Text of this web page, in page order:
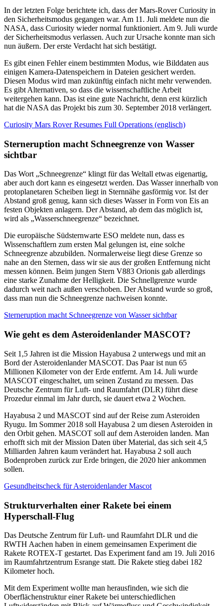
In der letzten Folge berichtete ich, dass der Mars-Rover Curiosity in
den Sicherheitsmodus gegangen war. Am 11. Juli meldete nun die
NASA, dass Curiosity wieder normal funktioniert. Am 9. Juli wurde
der Sicherheitsmodus verlassen. Auch zur Ursache konnte man sich
nun äußern. Der erste Verdacht hat sich bestätigt.
Es gibt einen Fehler einem bestimmten Modus, wie Bilddaten aus
einigen Kamera-Datenspeichern in Dateien gesichert werden.
Diesen Modus wird man zukünftig einfach nicht mehr verwenden.
Es gibt Alternativen, so dass die wissenschaftliche Arbeit
weitergehen kann. Das ist eine gute Nachricht, denn erst kürzlich
hat die NASA das Projekt bis zum 30. September 2018 verlängert.
Curiosity Mars Rover Resumes Full Operations (englisch)
Sterneruption macht Schneegrenze von Wasser
sichtbar
Das Wort „Schneegrenze“ klingt für das Weltall etwas eigenartig,
aber auch dort kann es eingesetzt werden. Das Wasser innerhalb von
protoplanetaren Scheiben liegt in Sternnähe gasförmig vor. Ist der
Abstand groß genug, kann sich dieses Wasser in Form von Eis an
festen Objekten anlagern. Der Abstand, ab dem das möglich ist,
wird als „Wasserschneegrenze“ bezeichnet.
Die europäische Südsternwarte ESO meldete nun, dass es
Wissenschaftlern zum ersten Mal gelungen ist, eine solche
Schneegrenze abzubilden. Normalerweise liegt diese Grenze so
nahe an den Sternen, dass wir sie aus der großen Entfernung nicht
messen können. Beim jungen Stern V883 Orionis gab allerdings
eine starke Zunahme der Helligkeit. Die Schnellgrenze wurde
dadurch weit nach außen verschoben. Der Abstand wurde so groß,
dass man nun die Schneegrenze nachweisen konnte.
Sterneruption macht Schneegrenze von Wasser sichtbar
Wie geht es dem Asteroidenlander MASCOT?
Seit 1,5 Jahren ist die Mission Hayabusa 2 unterwegs und mit an
Bord der Asteroidenlander MASCOT. Das Paar ist nun 65
Millionen Kilometer von der Erde entfernt. Am 14. Juli wurde
MASCOT eingeschaltet, um seinen Zustand zu messen. Das
Deutsche Zentrum für Luft- und Raumfahrt (DLR) führt diese
Prozedur einmal im Jahr durch, sie dauert etwa 2 Wochen.
Hayabusa 2 und MASCOT sind auf der Reise zum Asteroiden
Ryugu. Im Sommer 2018 soll Hayabusa 2 um diesen Asteroiden in
den Orbit gehen. MASCOT soll auf dem Asteroiden landen. Man
erhofft sich mit der Mission Daten über Material, das sich seit 4,5
Milliarden Jahren kaum verändert hat. Hayabusa 2 soll auch
Bodenproben zurück zur Erde bringen, die 2020 hier ankommen
sollen.
Gesundheitscheck für Asteroidenlander Mascot
Strukturverhalten einer Rakete bei einem
Hyperschall-Flug
Das Deutsche Zentrum für Luft- und Raumfahrt DLR und die
RWTH Aachen haben in einem gemeinsamen Experiment die
Rakete ROTEX-T gestartet. Das Experiment fand am 19. Juli 2016
im Raumfahrtzentrum Esrange statt. Die Rakete stieg dabei 182
Kilometer hoch.
Mit dem Experiment wollte man herausfinden, wie sich die
Oberflächenstruktur einer Rakete bei unterschiedlichen